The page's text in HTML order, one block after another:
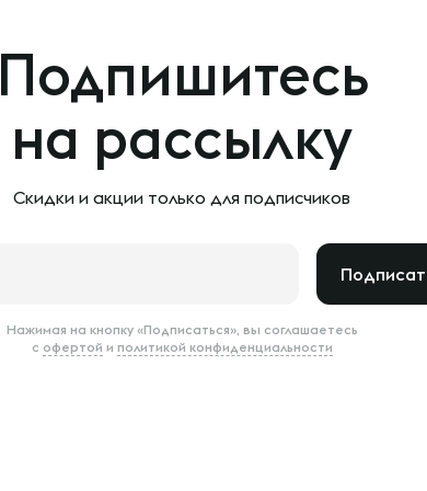
Подпишитесь
на рассылку
Скидки и акции только для подписчиков
Нажимая на кнопку «Подписаться», вы соглашаетесь
с офертой и политикой конфиденциальности